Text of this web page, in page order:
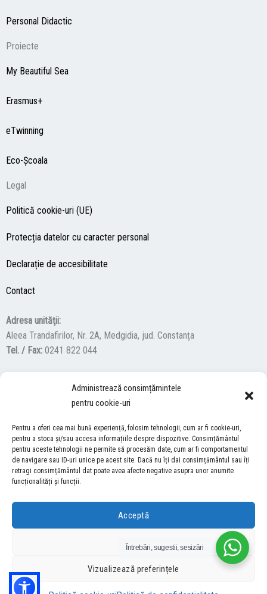
Administrează consimțămintele
pentru cookie-uri
Pentru a oferi cea mai bună experiență, folosim tehnologii, cum ar fi cookie-uri,
pentru a stoca și/sau accesa informațiile despre dispozitive. Consimțământul
pentru aceste tehnologii ne permite să procesăm date, cum ar fi comportamentul
de navigare sau ID-uri unice pe acest site. Dacă nu îți dai consimțământul sau îți
retragi consimțământul dat poate avea afecte negative asupra unor anumite
funcționalități și funcții.
Acceptă
Refuză
Vizualizează preferințele
Personal Didactic
Proiecte
My Beautiful Sea
Erasmus+
eTwinning
Eco-Şcoala
Legal
Politică cookie-uri (UE)
Protecția datelor cu caracter personal
Declarație de accesibilitate
Contact
Adresa unităţii:
Aleea Trandafirilor, Nr. 2A, Medgidia, jud. Constanța
Tel. / Fax: 0241 822 044
F
a
c
e
b
o
k
Y
u
t
u
b
I
s
t
a
g
a
ACCES NEVĂZĂTORI
Descărcați programul NonVisual Desktop Acces, care oferă
persoanelor cu dizabilități vizuale posibilitatea de a consulta site-ul
nostru.
DESCARCĂ AICI
COPYRIGHT © 2026 ŞCOALA GIMNAZIALĂ “LUCIAN GRIGORESCU” MEDGIDIA
DEZVOLTAT DE SURFVERSE
Întrebări, sugestii, sesizări